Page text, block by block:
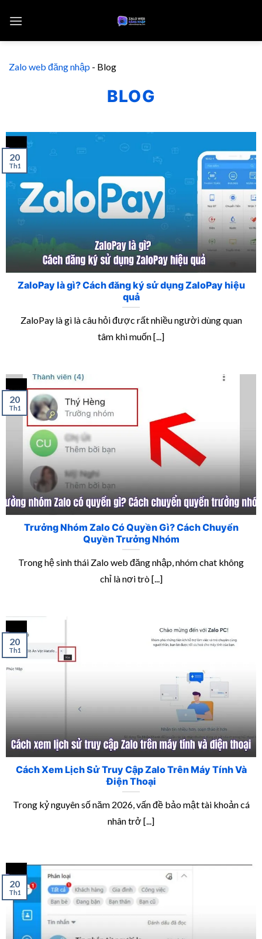
Zalo web đăng nhập - Blog
BLOG
ZaloPay là gì? Cách đăng ký sử dụng ZaloPay hiệu
quả
ZaloPay là gì là câu hỏi được rất nhiều người dùng quan
tâm khi muốn [...]
20
Th1
Trưởng Nhóm Zalo Có Quyền Gì? Cách Chuyển
Quyền Trưởng Nhóm
Trong hệ sinh thái Zalo web đăng nhập, nhóm chat không
chỉ là nơi trò [...]
20
Th1
Cách Xem Lịch Sử Truy Cập Zalo Trên Máy Tính Và
Điện Thoại
Trong kỷ nguyên số năm 2026, vấn đề bảo mật tài khoản cá
nhân trở [...]
20
Th1
20
Th1